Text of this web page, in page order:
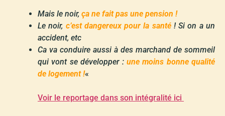
Mais le noir, ça ne fait pas une pension !
Le noir, c’est dangereux pour la santé! Si on a un
accident, etc
Ca va conduire aussi à des marchand de sommeil
qui vont se développer : une moins bonne qualité
de logement !«
Voir le reportage dans son intégralité ici